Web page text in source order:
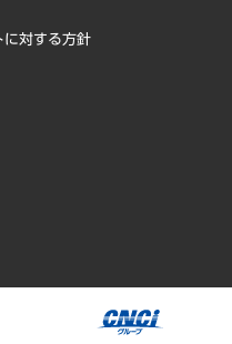
に対する方針